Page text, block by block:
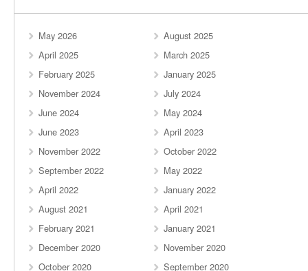
May 2026
August 2025
April 2025
March 2025
February 2025
January 2025
November 2024
July 2024
June 2024
May 2024
June 2023
April 2023
November 2022
October 2022
September 2022
May 2022
April 2022
January 2022
August 2021
April 2021
February 2021
January 2021
December 2020
November 2020
October 2020
September 2020